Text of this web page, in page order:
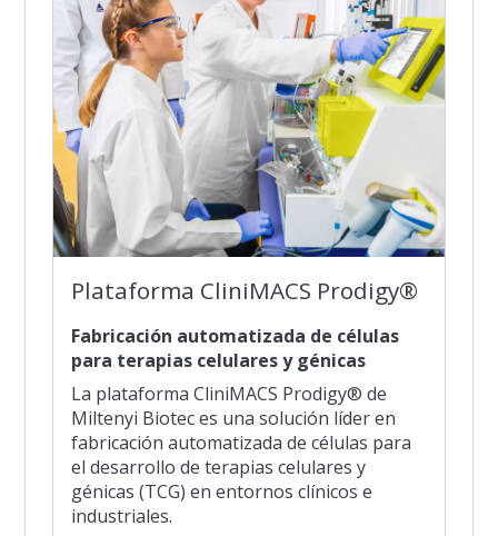
Plataforma CliniMACS Prodigy®
Fabricación automatizada de células
para terapias celulares y génicas
La plataforma CliniMACS Prodigy® de
Miltenyi Biotec es una solución líder en
fabricación automatizada de células para
el desarrollo de terapias celulares y
génicas (TCG) en entornos clínicos e
industriales.